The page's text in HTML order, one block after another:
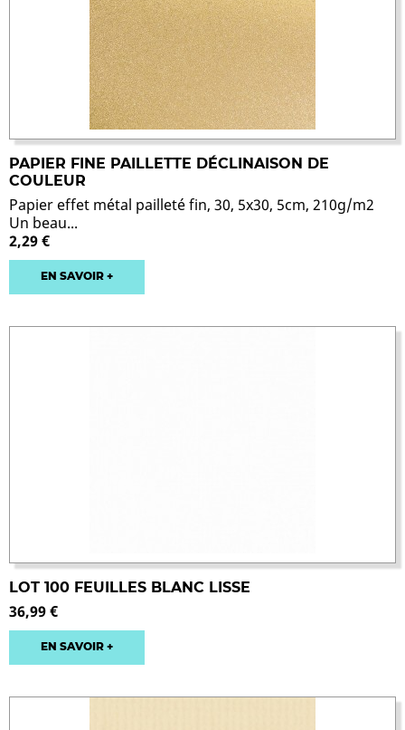
PAPIER FINE PAILLETTE DÉCLINAISON DE
COULEUR
Papier effet métal pailleté fin, 30, 5x30, 5cm, 210g/m2
Un beau...
2,29 €
EN SAVOIR +
LOT 100 FEUILLES BLANC LISSE
36,99 €
EN SAVOIR +